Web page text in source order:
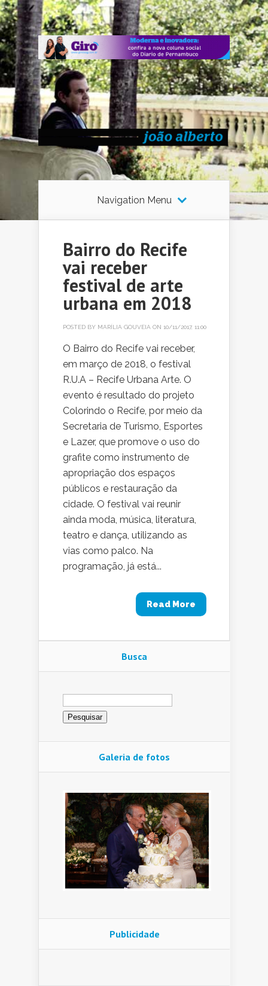
Navigation Menu
Bairro do Recife
vai receber
festival de arte
urbana em 2018
POSTED BY MARÍLIA GOUVEIA ON 10/11/2017, 11:00
O Bairro do Recife vai receber,
em março de 2018, o festival
R.U.A – Recife Urbana Arte. O
evento é resultado do projeto
Colorindo o Recife, por meio da
Secretaria de Turismo, Esportes
e Lazer, que promove o uso do
grafite como instrumento de
apropriação dos espaços
públicos e restauração da
cidade. O festival vai reunir
ainda moda, música, literatura,
teatro e dança, utilizando as
vias como palco. Na
programação, já está...
Read More
Busca
Pesquisar
por:
Galeria de fotos
Publicidade